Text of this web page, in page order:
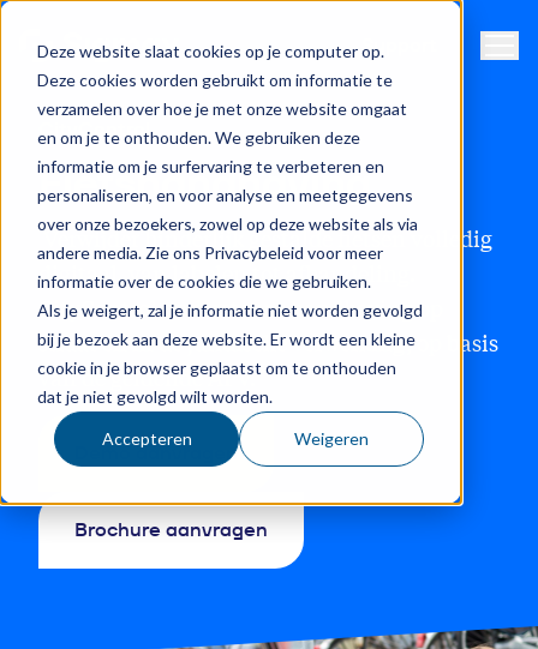
Deze website slaat cookies op je computer op.
Deze cookies worden gebruikt om informatie te
verzamelen over hoe je met onze website omgaat
en om je te onthouden. We gebruiken deze
informatie om je surfervaring te verbeteren en
personaliseren, en voor analyse en meetgegevens
over onze bezoekers, zowel op deze website als via
andere media. Zie ons Privacybeleid voor meer
informatie over de cookies die we gebruiken.
Als je weigert, zal je informatie niet worden gevolgd
bij je bezoek aan deze website. Er wordt een kleine
cookie in je browser geplaatst om te onthouden
dat je niet gevolgd wilt worden.
Accepteren Weigeren
Support
CityControl
Fietshandhaving
Verwijder hinderlijk gestalde fietsen volledig
digitaal, van labelen tot afhandeling.
CityControl ondersteunt handhaving op
straat én in de juridische verwerking, op basis
van de geldende APV.
Demo aanvragen
Brochure aanvragen